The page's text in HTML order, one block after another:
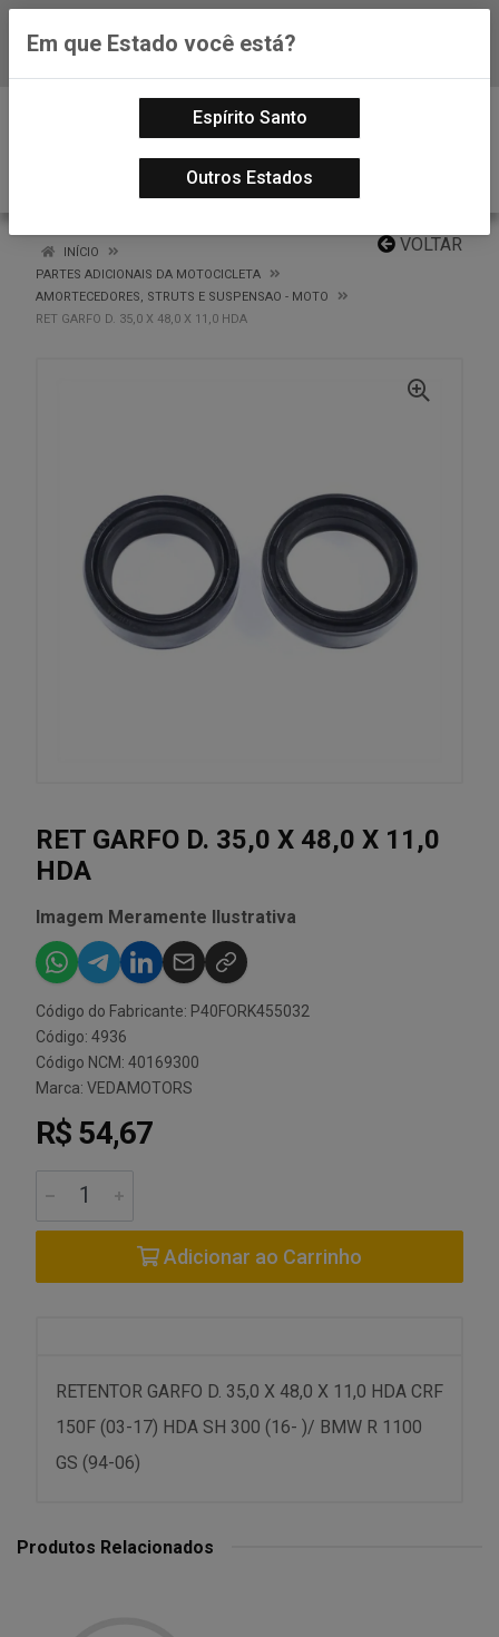
Baixe já nosso APP
VOLTAR
INÍCIO
PARTES ADICIONAIS DA MOTOCICLETA
AMORTECEDORES, STRUTS E SUSPENSAO - MOTO
RET GARFO D. 35,0 X 48,0 X 11,0 HDA
RET GARFO D. 35,0 X 48,0 X 11,0
HDA
Imagem Meramente Ilustrativa
Código do Fabricante: P40FORK455032
Código: 4936
Código NCM: 40169300
Marca: VEDAMOTORS
R$ 54,67
Adicionar ao Carrinho
RETENTOR GARFO D. 35,0 X 48,0 X 11,0 HDA CRF
150F (03-17) HDA SH 300 (16- )/ BMW R 1100
GS (94-06)
Produtos Relacionados
Em que Estado você está?
Espírito Santo
Outros Estados